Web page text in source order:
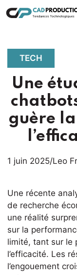
Aller
au
TECH
Une
guère
1 juin 2025/Leo
Une récente
de recherche
une réalité
sur la
limité, tant sur le
l’efficacité. Les
l’engouement